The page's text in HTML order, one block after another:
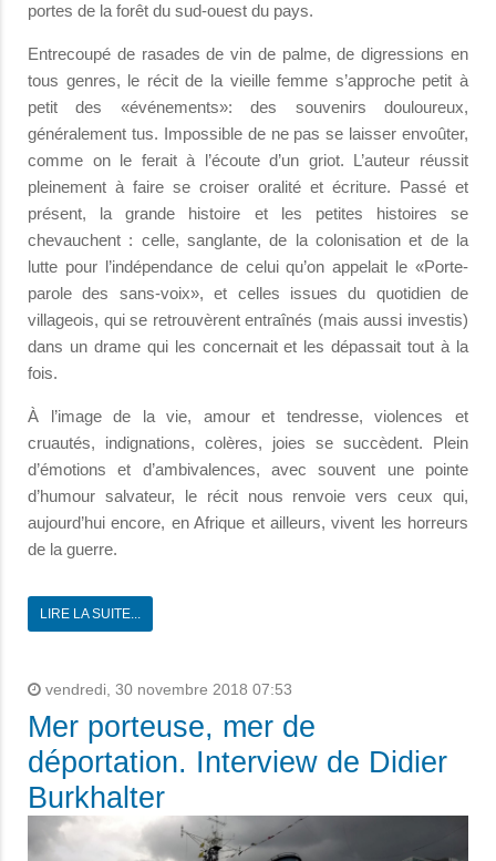
portes de la forêt du sud-ouest du pays.
Entrecoupé de rasades de vin de palme, de digressions en
tous genres, le récit de la vieille femme s’approche petit à
petit des «événements»: des souvenirs douloureux,
généralement tus. Impossible de ne pas se laisser envoûter,
comme on le ferait à l’écoute d’un griot. L’auteur réussit
pleinement à faire se croiser oralité et écriture. Passé et
présent, la grande histoire et les petites histoires se
chevauchent : celle, sanglante, de la colonisation et de la
lutte pour l’indépendance de celui qu’on appelait le «Porte-
parole des sans-voix», et celles issues du quotidien de
villageois, qui se retrouvèrent entraînés (mais aussi investis)
dans un drame qui les concernait et les dépassait tout à la
fois.
À l’image de la vie, amour et tendresse, violences et
cruautés, indignations, colères, joies se succèdent. Plein
d’émotions et d’ambivalences, avec souvent une pointe
d’humour salvateur, le récit nous renvoie vers ceux qui,
aujourd’hui encore, en Afrique et ailleurs, vivent les horreurs
de la guerre.
LIRE LA SUITE...
vendredi, 30 novembre 2018 07:53
Mer porteuse, mer de
déportation. Interview de Didier
Burkhalter